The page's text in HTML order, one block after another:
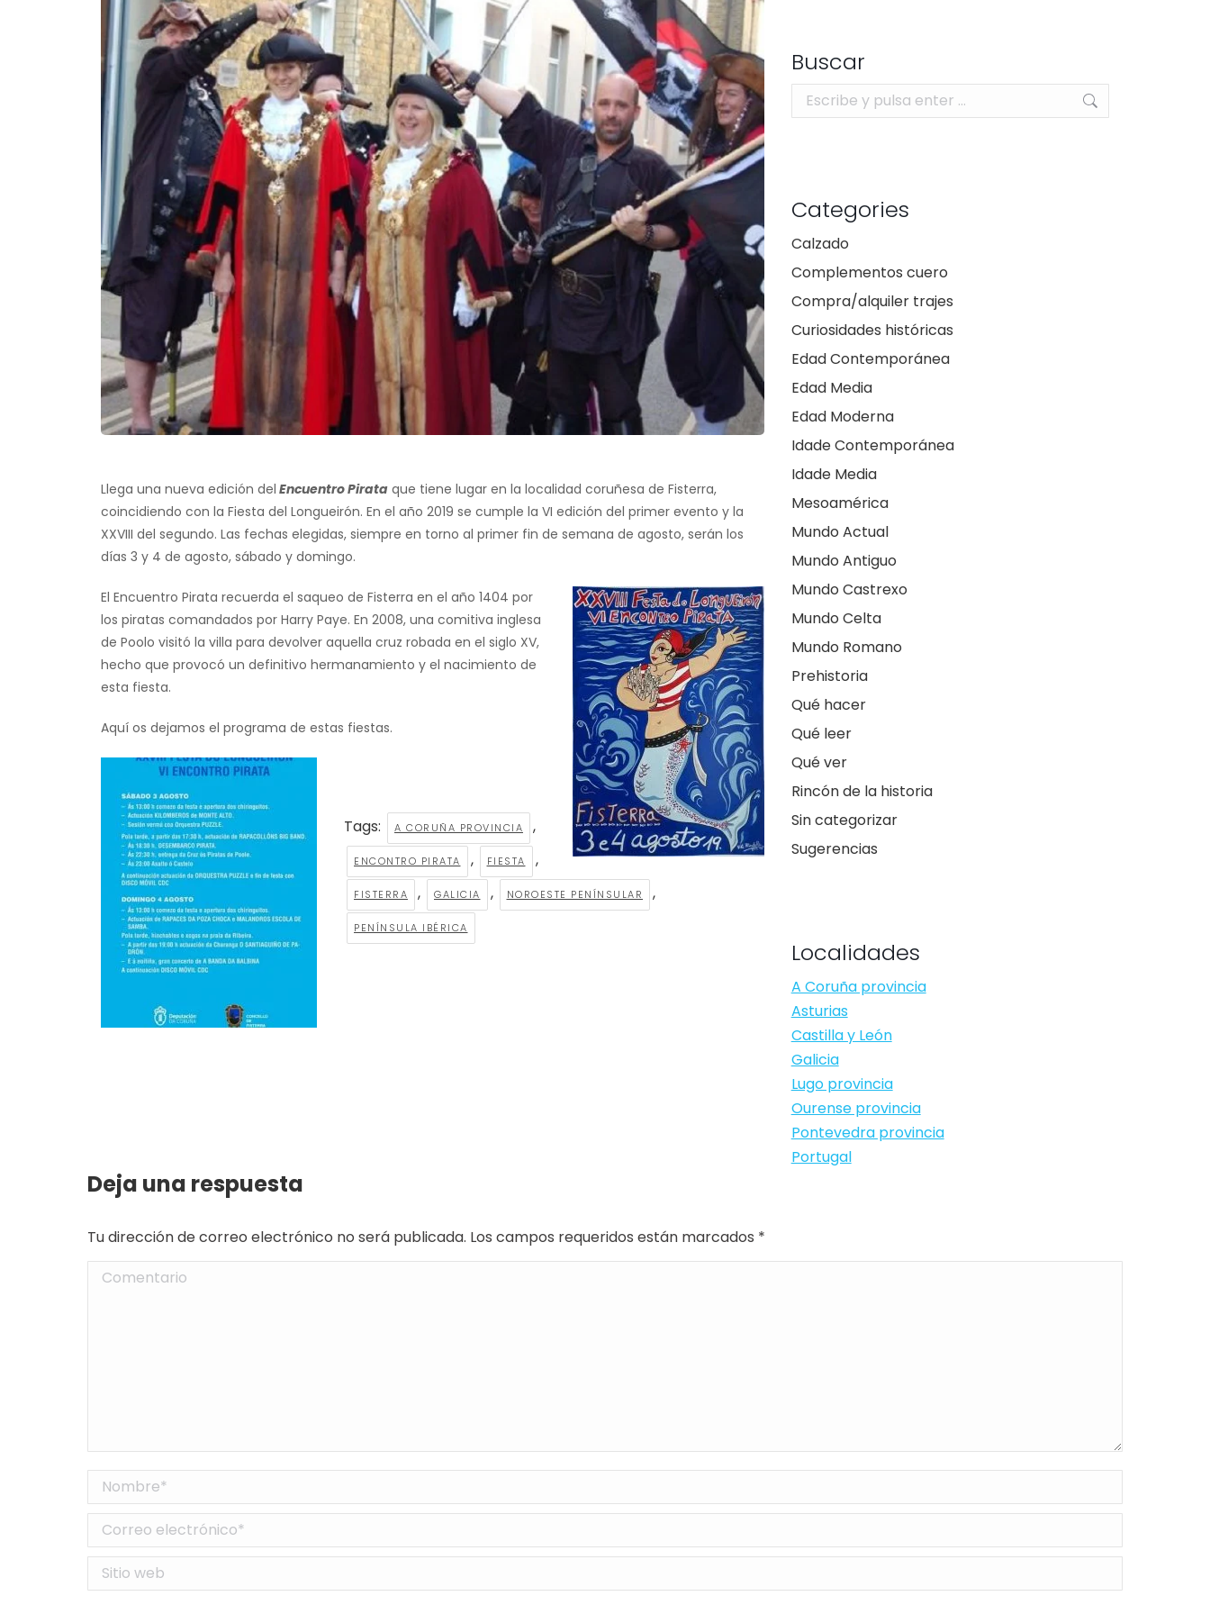
Llega una nueva edición del Encuentro Pirata que tiene lugar en la localidad coruñesa de Fisterra,
coincidiendo con la Fiesta del Longueirón. En el año 2019 se cumple la VI edición del primer evento y la
XXVIII del segundo. Las fechas elegidas, siempre en torno al primer fin de semana de agosto, serán los
días 3 y 4 de agosto, sábado y domingo.
El Encuentro Pirata recuerda el saqueo de Fisterra en el año 1404 por
los piratas comandados por Harry Paye. En 2008, una comitiva inglesa
de Poolo visitó la villa para devolver aquella cruz robada en el siglo XV,
hecho que provocó un definitivo hermanamiento y el nacimiento de
esta fiesta.
Aquí os dejamos el programa de estas fiestas.
Tags: A CORUÑA PROVINCIA ,
ENCONTRO PIRATA , FIESTA ,
FISTERRA , GALICIA , NOROESTE PENÍNSULAR ,
PENÍNSULA IBÉRICA
Buscar
Buscar:
Categories
Calzado
Complementos cuero
Compra/alquiler trajes
Curiosidades históricas
Edad Contemporánea
Edad Media
Edad Moderna
Idade Contemporánea
Idade Media
Mesoamérica
Mundo Actual
Mundo Antiguo
Mundo Castrexo
Mundo Celta
Mundo Romano
Prehistoria
Qué hacer
Qué leer
Qué ver
Rincón de la historia
Sin categorizar
Sugerencias
Localidades
A Coruña provincia
Asturias
Castilla y León
Galicia
Lugo provincia
Ourense provincia
Pontevedra provincia
Portugal
Deja una respuesta
Tu dirección de correo electrónico no será publicada. Los campos requeridos están marcados *
Comentario
Nombre *
Correo electrónico *
Sitio web